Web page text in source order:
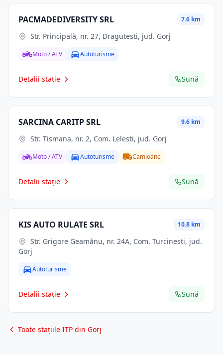
PACMADEDIVERSITY SRL 7.6 km
Str. Principală, nr. 27, Dragutesti, jud. Gorj
Moto / ATV Autoturisme
Detalii stație Sună
SARCINA CARITP SRL 9.6 km
Str. Tismana, nr. 2, Com. Lelesti, jud. Gorj
Moto / ATV Autoturisme Camioane
Detalii stație Sună
KIS AUTO RULATE SRL 10.8 km
Gorj
Autoturisme
Detalii stație Sună
Toate stațiile ITP din Gorj